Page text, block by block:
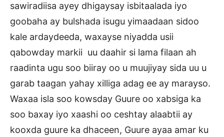
sawiradiisa ayey dhigaysay isbitaalada iyo
goobaha ay bulshada isugu yimaadaan sidoo
kale ardaydeeda, waxayse niyadda usii
qabowday markii uu daahir si lama filaan ah
raadinta ugu soo biiray oo u muujiyay sida uu u
garab taagan yahay xilliga adag ee ay marayso.
Waxaa isla soo kowsday Guure oo xabsiga ka
soo baxay iyo xaashi oo ceshtay alaabtii ay
kooxda guure ka dhaceen, Guure ayaa amar ku